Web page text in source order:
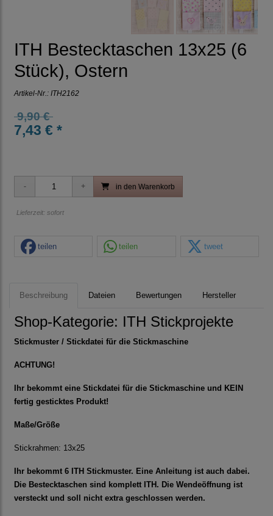
ITH Bestecktaschen 13x25 (6
Stück), Ostern
Artikel-Nr.: ITH2162
9,90 €
7,43 € *
in den Warenkorb
Lieferzeit: sofort
teilen teilen tweet
Beschreibung Dateien Bewertungen Hersteller
Shop-Kategorie: ITH Stickprojekte
Stickmuster / Stickdatei für die Stickmaschine
ACHTUNG!
Ihr bekommt eine Stickdatei für die Stickmaschine und KEIN
fertig gesticktes Produkt!
Maße/Größe
Stickrahmen: 13x25
Ihr bekommt 6 ITH Stickmuster. Eine Anleitung ist auch dabei.
Die Bestecktaschen sind komplett ITH. Die Wendeöffnung ist
versteckt und soll nicht extra geschlossen werden.